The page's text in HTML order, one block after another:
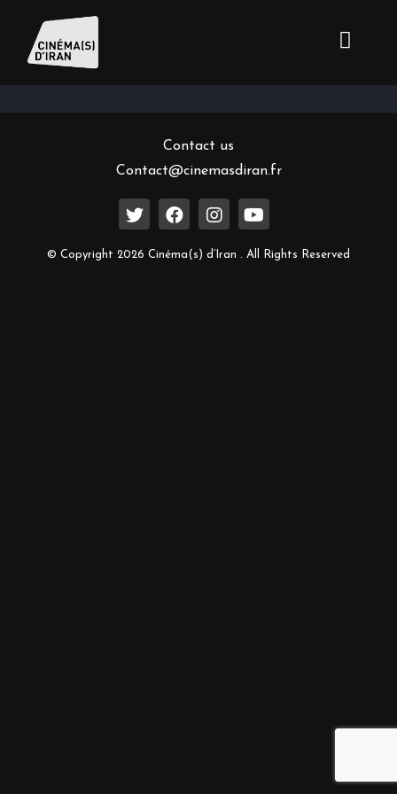
Inscrivez-vous à notre newsletter
Contact us
Contact@cinemasdiran.fr
© Copyright 2026 Cinéma(s) d’Iran . All Rights Reserved